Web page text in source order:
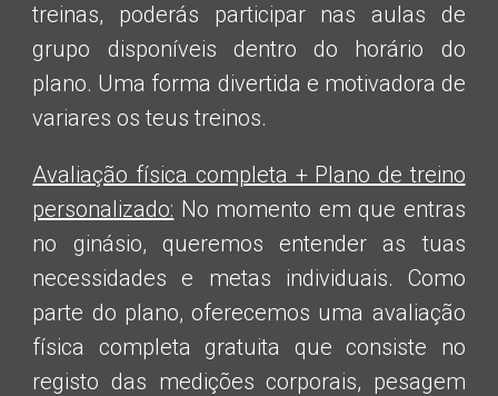
treinas, poderás participar nas aulas de
grupo disponíveis dentro do horário do
plano. Uma forma divertida e motivadora de
variares os teus treinos.
Avaliação física completa + Plano de treino
personalizado: No momento em que entras
no ginásio, queremos entender as tuas
necessidades e metas individuais. Como
parte do plano, oferecemos uma avaliação
física completa gratuita que consiste no
registo das medições corporais, pesagem